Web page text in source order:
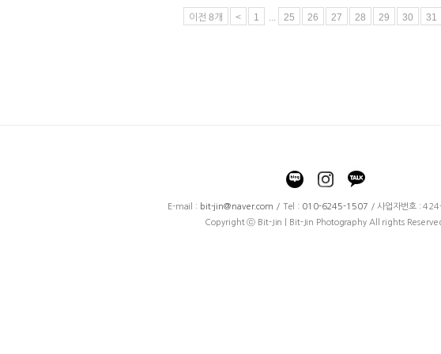
이전 8개 < 1 ... 25 26 27 28 29 30 31
E-mail : bit-jin@naver.com / Tel : 010-6245-1507 / 사업자번호 :
Copyright ⓒ Bit-Jin | Bit-Jin Photography All rights